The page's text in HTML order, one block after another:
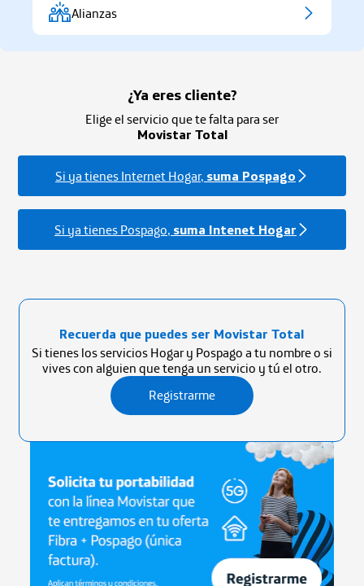
Alianzas
¿Ya eres cliente?
Elige el servicio que te falta para ser
Movistar Total
Si ya tienes Internet Hogar, suma Pospago
Si ya tienes Pospago, suma Intenet Hogar
Recuerda que puedes ser Movistar Total
Si tienes los servicios Hogar y Pospago a tu nombre o si
vives con alguien que tenga un servicio y tú el otro.
Registrarme